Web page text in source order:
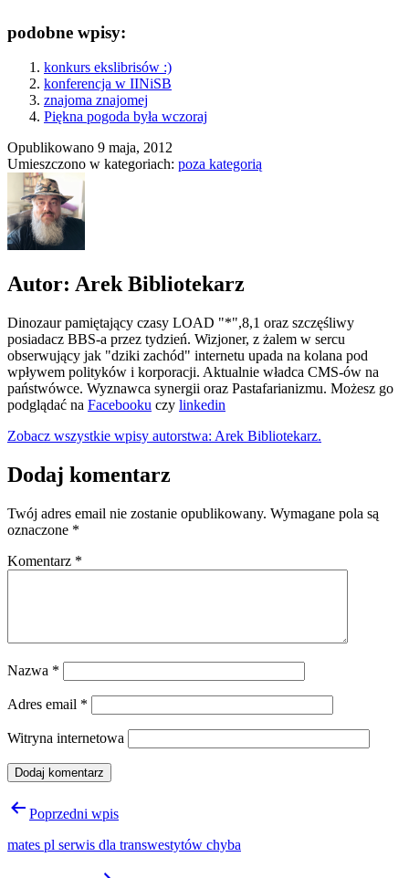
podobne wpisy:
konkurs ekslibrisów :)
konferencja w IINiSB
znajoma znajomej
Piękna pogoda była wczoraj
Opublikowano 9 maja, 2012
Umieszczono w kategoriach: poza kategorią
Autor: Arek Bibliotekarz
Dinozaur pamiętający czasy LOAD "*",8,1 oraz szczęśliwy
posiadacz BBS-a przez tydzień. Wizjoner, z żalem w sercu
obserwujący jak "dziki zachód" internetu upada na kolana pod
wpływem polityków i korporacji. Aktualnie władca CMS-ów na
państwówce. Wyznawca synergii oraz Pastafarianizmu. Możesz go
podglądać na Facebooku czy linkedin
Zobacz wszystkie wpisy autorstwa: Arek Bibliotekarz.
Dodaj komentarz
Twój adres email nie zostanie opublikowany. Wymagane pola są
oznaczone *
Komentarz *
Nazwa *
Adres email *
Witryna internetowa
Nawigacja
Poprzedni wpis
mates pl serwis dla transwestytów chyba